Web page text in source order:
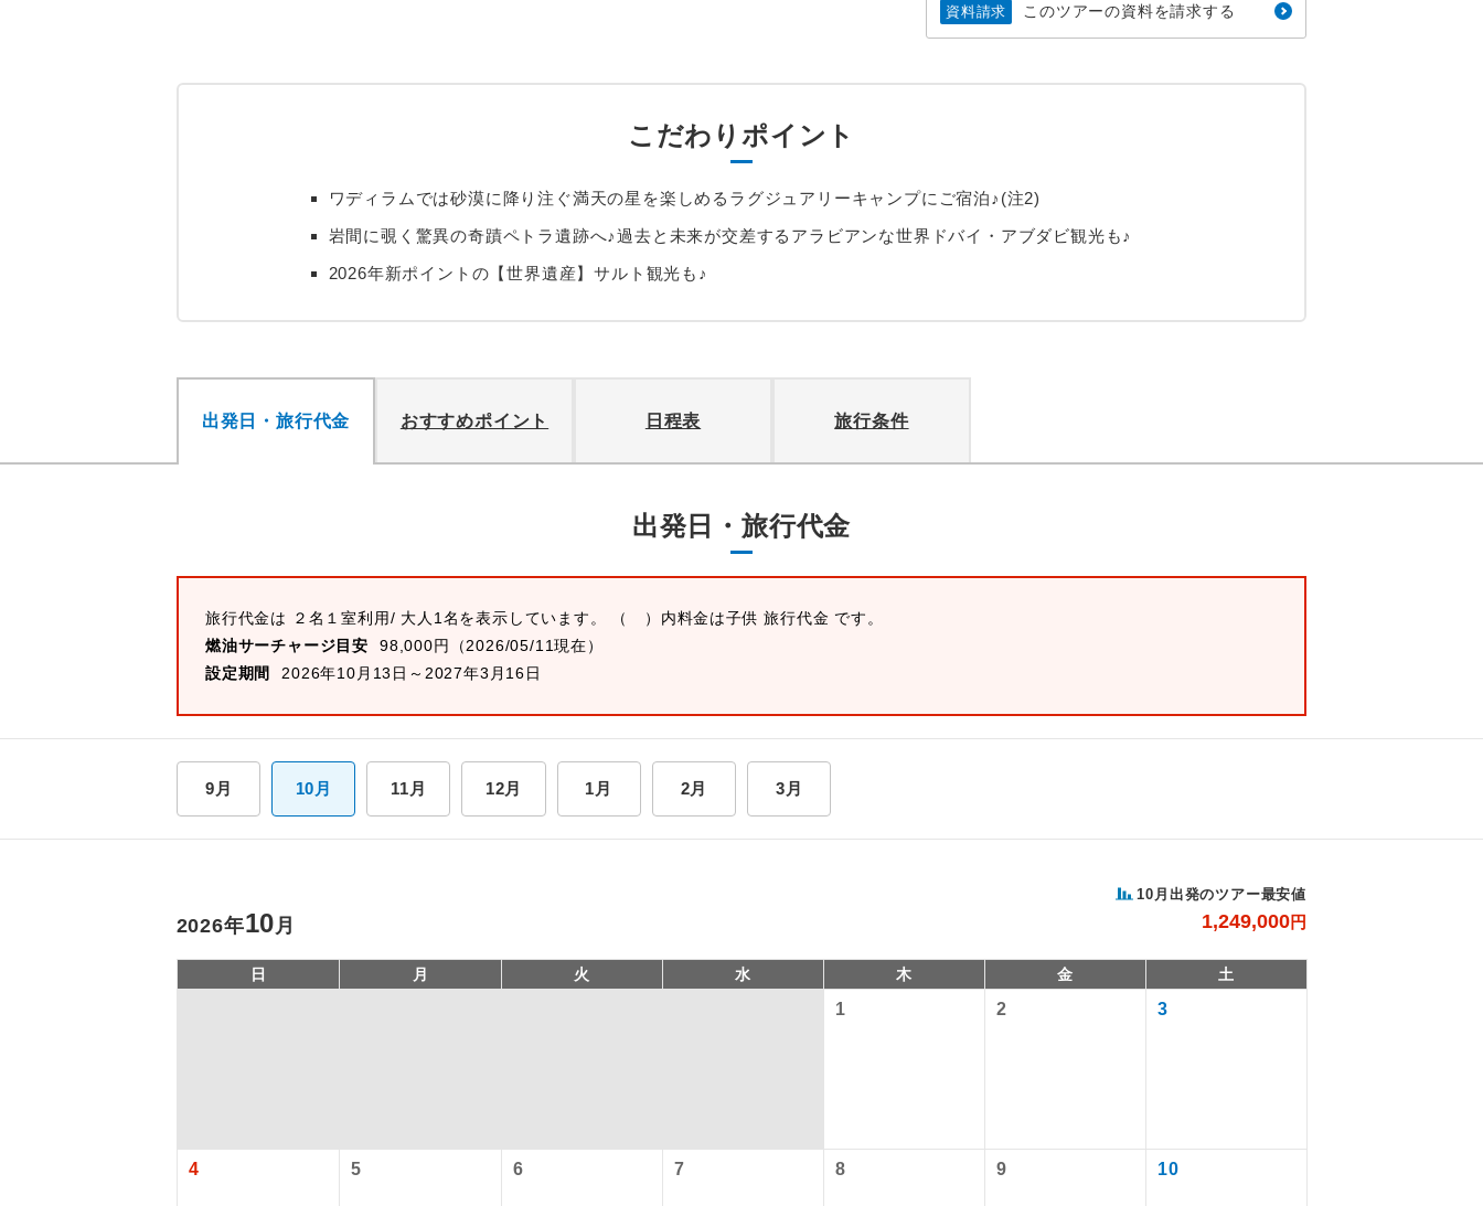
資料請求 このツアーの資料を請求する
こだわりポイント
ワディラムでは砂漠に降り注ぐ満天の星を楽しめるラグジュアリーキャンプにご宿泊♪(注2)
岩間に覗く驚異の奇蹟ペトラ遺跡へ♪過去と未来が交差するアラビアンな世界ドバイ・アブダビ観光も♪
2026年新ポイントの【世界遺産】サルト観光も♪
出発日・旅行代金 おすすめポイント 日程表 旅行条件
出発日・旅行代金
旅行代金は ２名１室利用/ 大人1名を表示しています。 （ ）内料金は子供 旅行代金 です。
燃油サーチャージ目安
98,000円（2026/05/11現在）
設定期間
2026年10月13日～2027年3月16日
9月 10月 11月 12月 1月 2月 3月
10月出発のツアー最安値
1,249,000円
2026年10 月
日 月 火 水 木 金 土
1 2 3
4 5 6 7 8 9 10